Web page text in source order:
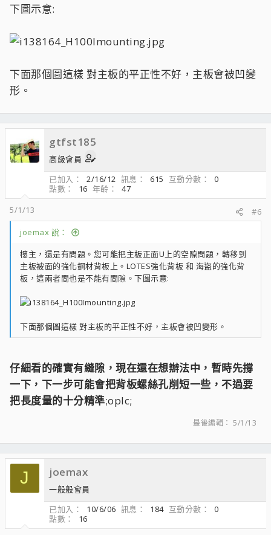
下圖示意:
下面那個圖這樣 對主板的平正性不好，主板會被凹變
形。
gtfst185
高級會員
已加入
2/16/12 訊息 615 互動分數
0
點數
16 年齡
47
5/1/13
#6
joemax 說：
樓主，還是有問題。您可能把主板正面U上的空隙問題，轉移到
主板被面的強化鋼材背板上。LOTES強化背板 和 海盜的強化背
板，這兩者間也是不能有間隙。下圖示意:
下面那個圖這樣 對主板的平正性不好，主板會被凹變形。
仔細看的確實有縫隙，現在還在想辦法中，暫時先撐
一下，下一步可能會把背板螺絲孔削短一些，不過要
把長度量的十分精準;oplc;
最後編輯： 5/1/13
J joemax
一般般會員
已加入
10/6/06 訊息 184 互動分數
0
點數
16